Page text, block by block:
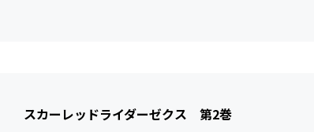
スカーレッドライダーゼクス 第2巻